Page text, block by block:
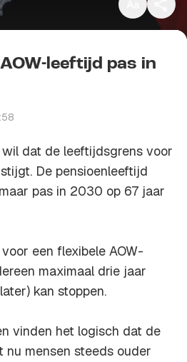
Kopieer link
leeftijd pas in
dat de leeftijdsgrens voor
De pensioenleeftijd
pas in 2030 op 67 jaar
een flexibele AOW-
maximaal drie jaar
kan stoppen.
vinden het logisch dat de
mensen steeds ouder